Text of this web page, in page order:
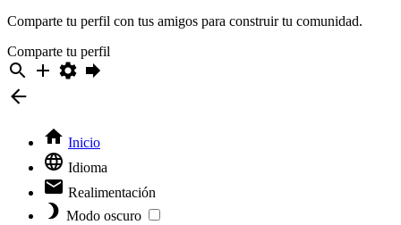
Comparte tu perfil con tus amigos para construir tu comunidad.
Comparte tu perfil
Inicio
Idioma
Realimentación
Modo oscuro